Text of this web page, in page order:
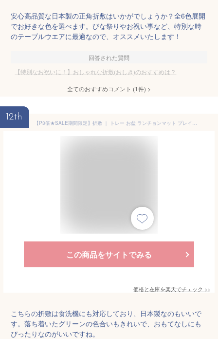
安心高品質な日本製の正角折敷はいかがでしょうか？全6色展開
でお好きな色を選べます。びな祭りやお祝い事など、特別な時
のテーブルウエアに最適なので、オススメいたします！
回答された質問
【特別なお祝いに！】おしゃれな折敷(おしき)のおすすめは？
全てのおすすめコメント (1件) >
12th
【P3倍★SALE期間限定】折敷 ｜ トレー お盆 ランチョンマット プレイスマット 正方形 四角 漆器 漆 漆塗り うるし 正月 おもてなし お祝い 女子会 シンプル おしゃれ 食洗機対応 業務用 日本製 ｜ 越前塗 盆 33cm折敷 グリーン 福井クラフト
この商品をサイトでみる
価格と在庫を楽天でチェック >>
こちらの折敷は食洗機にも対応しており、日本製なのもいいで
す。落ち着いたグリーンの色合いもきれいで、おもてなしにも
ぴったりなのがいいですね。